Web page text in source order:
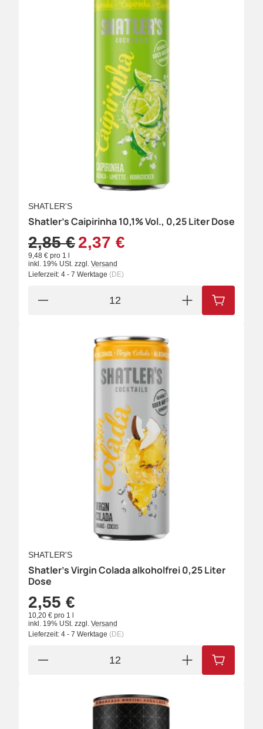
SHATLER'S
Shatler's Caipirinha 10,1% Vol., 0,25 Liter Dose
2,37 €
2,85 €
9,48 € pro 1 l
inkl. 19% USt. zzgl. Versand
Lieferzeit: 4 - 7 Werktage (DE)
IN DEN
SHATLER'S
Shatler's Virgin Colada alkoholfrei 0,25 Liter
Dose
2,55 €
10,20 € pro 1 l
inkl. 19% USt. zzgl. Versand
Lieferzeit: 4 - 7 Werktage (DE)
IN DEN